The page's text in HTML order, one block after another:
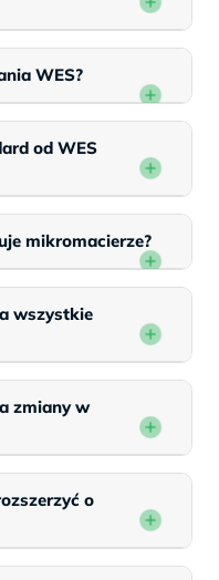
WES?
od WES
mikromacierze?
wszystkie
zmiany w
o